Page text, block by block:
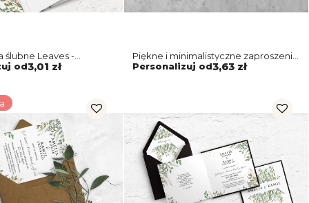
ślubne Leaves -
3
od3,01 zł
Piękne i minimalistyczne zaproszenie
Leaves z białą kopertą
Personalizuj od3,63 zł